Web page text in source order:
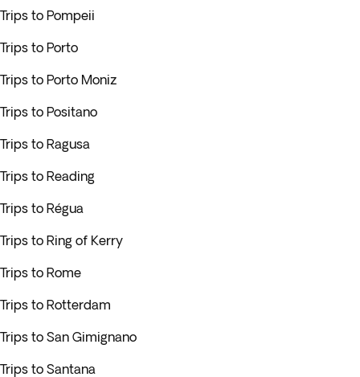
Trips to Pompeii
Trips to Porto
Trips to Porto Moniz
Trips to Positano
Trips to Ragusa
Trips to Reading
Trips to Régua
Trips to Ring of Kerry
Trips to Rome
Trips to Rotterdam
Trips to San Gimignano
Trips to Santana